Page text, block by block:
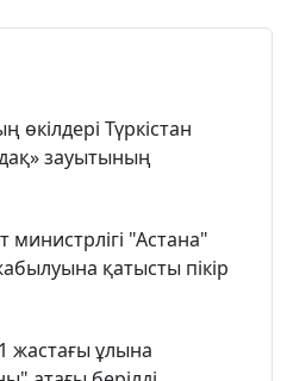
Түркістан
зауытының
"Астана"
қатысты пікір
жастағы ұлына